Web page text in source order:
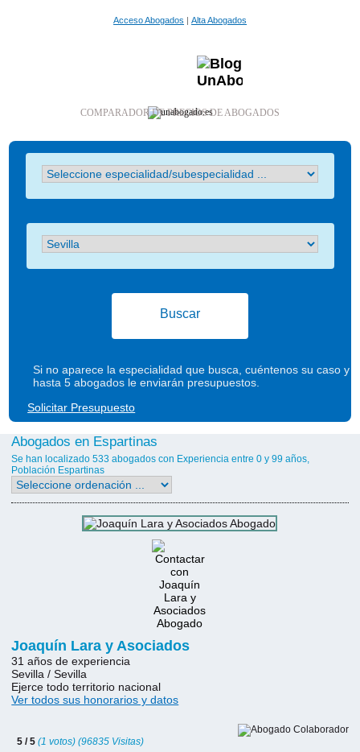
Acceso Abogados |Alta Abogados
COMPARADOR DE PRECIOS DE ABOGADOS
Buscar
Si no aparece la especialidad que busca, cuéntenos su caso y
hasta 5 abogados le enviarán presupuestos.
Solicitar Presupuesto
Abogados en Espartinas
Se han localizado 533 abogados con Experiencia entre 0 y 99 años,
Población Espartinas
Joaquín Lara y Asociados
31 años de experiencia
Sevilla / Sevilla
Ejerce todo territorio nacional
Ver todos sus honorarios y datos
5 / 5(1 votos) (96835 Visitas)